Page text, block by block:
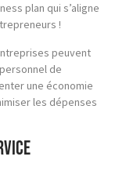
plan qui s’aligne
!
peuvent
de
une économie
les dépenses